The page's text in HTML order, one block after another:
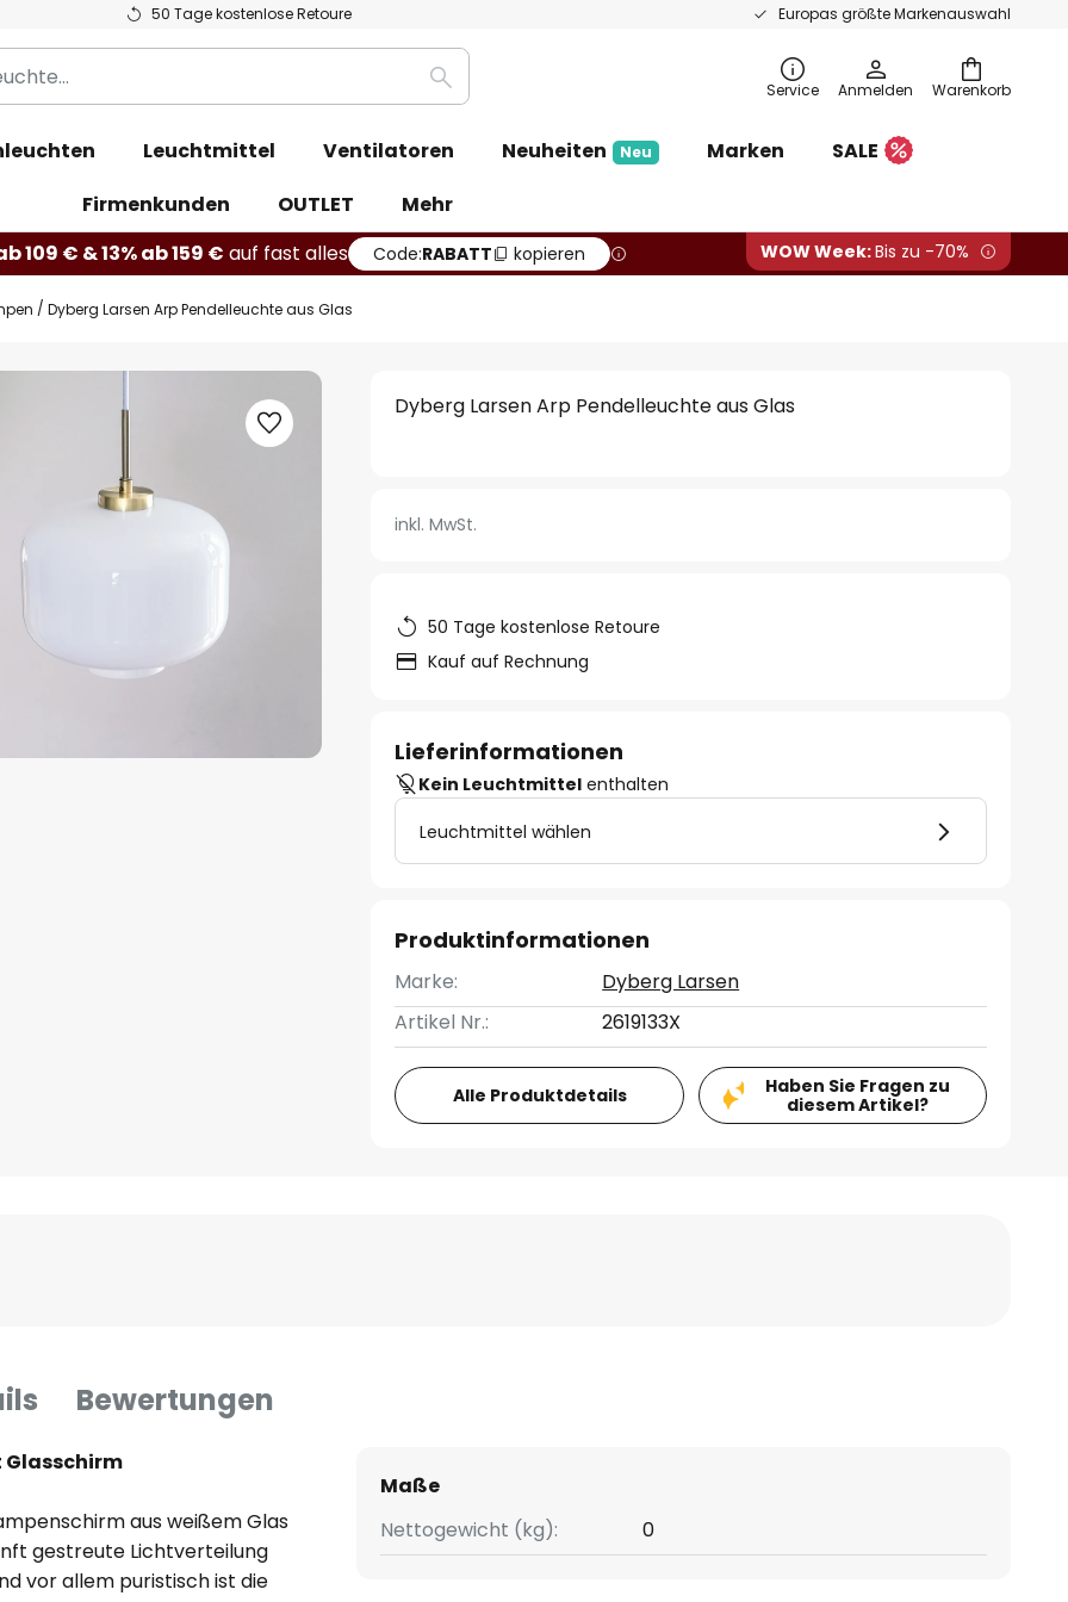
50 Tage kostenlose Retoure Europas größte Markenauswahl
Warenkorb
Suche Service Anmelden
Leuchtmittel Ventilatoren Neuheiten Neu Marken
SALE
Firmenkunden
OUTLET
Mehr
109 € & 13% ab 159 € auf fast alles Code:RABATT kopieren WOW Week:Bis zu -70%
Dyberg Larsen Arp Pendelleuchte aus Glas
Dyberg Larsen Arp Pendelleuchte aus Glas
inkl. MwSt.
50 Tage kostenlose Retoure
Kauf auf Rechnung
Lieferinformationen
Kein Leuchtmittel enthalten
Leuchtmittel wählen
Produktinformationen
Marke:
Dyberg Larsen
Artikel Nr.:
2619133X
Alle Produktdetails
Haben Sie Fragen zu
diesem Artikel?
Bewertungen
Glasschirm
aus weißem Glas
gestreute Lichtverteilung
vor allem puristisch ist die
Maße
Nettogewicht (kg):
0